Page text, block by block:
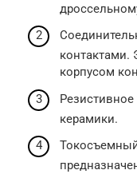
контактами.
корпусом
керамики.